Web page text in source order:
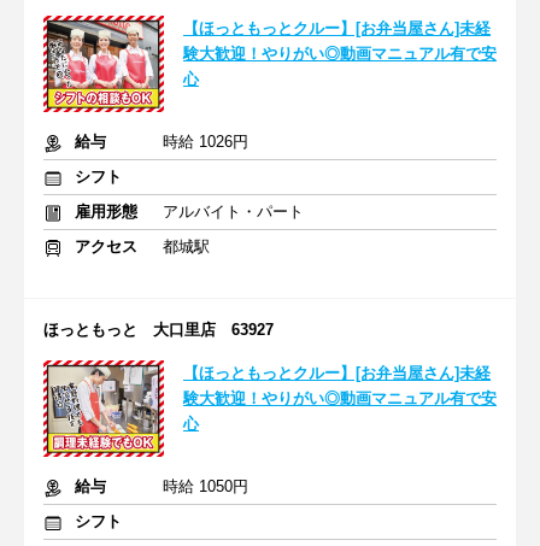
【ほっともっとクルー】[お弁当屋さん]未経
験大歓迎！やりがい◎動画マニュアル有で安
心
給与
時給 1026円
シフト
雇用形態
アルバイト・パート
アクセス
都城駅
ほっともっと 大口里店 63927
【ほっともっとクルー】[お弁当屋さん]未経
験大歓迎！やりがい◎動画マニュアル有で安
心
給与
時給 1050円
シフト